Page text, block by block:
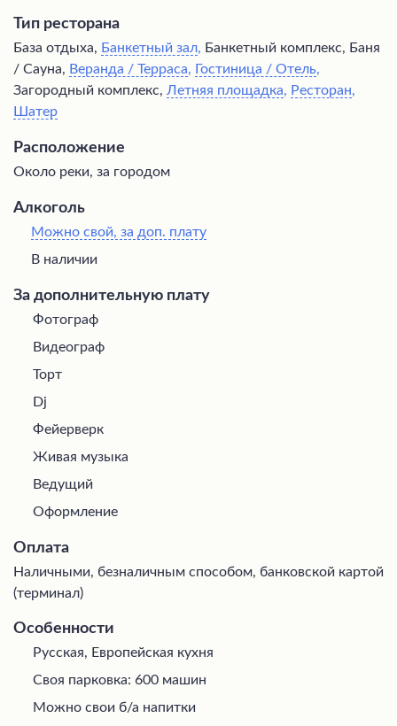
Тип ресторана
База отдыха, Банкетный зал, Банкетный комплекс, Баня
/ Сауна, Веранда / Терраса, Гостиница / Отель,
Загородный комплекс, Летняя площадка, Ресторан,
Шатер
Расположение
Около реки, за городом
Алкоголь
Можно свой, за доп. плату
В наличии
За дополнительную плату
Фотограф
Видеограф
Торт
Dj
Фейерверк
Живая музыка
Ведущий
Оформление
Оплата
Наличными, безналичным способом, банковской картой
(терминал)
Особенности
Русская, Европейская кухня
Своя парковка: 600 машин
Можно свои б/а напитки